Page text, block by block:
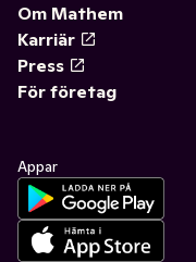
Om Mathem
Karriär
Press
För företag
Appar